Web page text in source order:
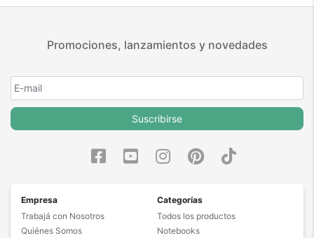
Promociones, lanzamientos y novedades
Suscribirse
Empresa
Trabajá con Nosotros
Quiénes Somos
Categorías
Todos los productos
Notebooks